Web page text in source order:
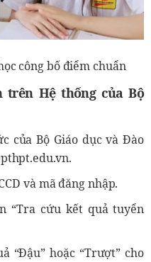
công bố điểm chuẩn
trên Hệ thống của Bộ
của Bộ Giáo dục và Đào
và mã đăng nhập.
“Tra cứu kết quả tuyển
“Đậu” hoặc “Trượt” cho